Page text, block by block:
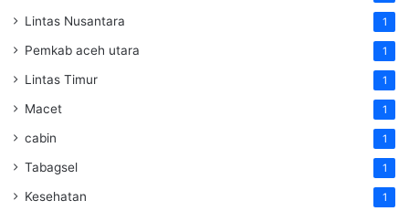
Lintas Nusantara 1
Pemkab aceh utara 1
Lintas Timur 1
Macet 1
cabin 1
Tabagsel 1
Kesehatan 1